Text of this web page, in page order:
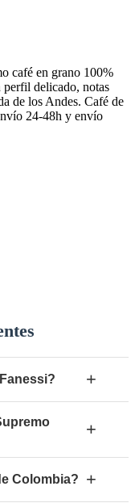
café en grano 100%
delicado, notas
de los Andes. Café de
24-48h y envío
+
+
Colombia? +